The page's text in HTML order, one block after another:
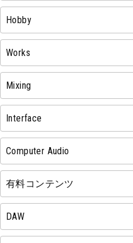
Hobby
Works
Mixing
Interface
Computer Audio
有料コンテンツ
DAW